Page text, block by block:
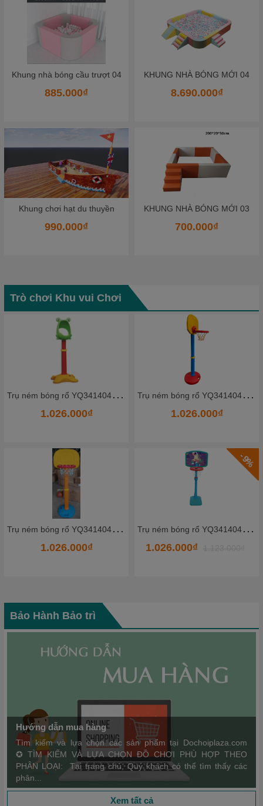
KHUNG NHÀ BÓNG MỚI 04
8.690.000₫
KHUNG NHÀ BÓNG MỚI 03
700.000₫
K
hung nhà bóng mềm bọc da 02
652.500₫
KHUNG NHÀ BÓNG MỚI 01
700.000₫
Trò chơi Khu vui Chơi
T
rụ ném bóng rổ YQ341404_3 - HKCBR9
1.026.000₫
T
rụ ném bóng rổ YQ341404_2 - HKCBR8
1.026.000₫ 1.123.000₫
T
rụ ném bóng rổ YQ341404_1 - HKCBR7
1.620.000₫ 1.887.000₫
- 11%
T
rụ ném bóng rổ YQ3513101-6 - HKCBR6
1.944.000₫
Bảo Hành Bảo trì
Hướng dẫn mua hàng
Tìm kiếm và lựa chọn các sản phẩm tại Dochoiplaza.com
✪ TÌM KIẾM VÀ LỰA CHỌN ĐỒ CHƠI PHÙ HỢP THEO
PHÂN LOẠI: Tại trang chủ, Quý khách có thể tìm thấy các
phân...
Xem tất cả